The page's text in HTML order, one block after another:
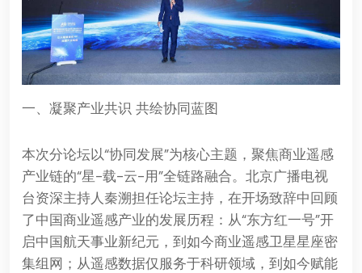
一、凝聚产业共识 共绘协同蓝图
本次分论坛以“协同发展”为核心主题，聚焦商业遥感
产业链的“星-载-云-用”全链路融合。北京广播电视
台资深主持人秦溯担任论坛主持，在开场致辞中回顾
了中国商业遥感产业的发展历程：从“东方红一号”开
启中国航天事业新纪元，到如今商业遥感卫星星座密
集组网；从遥感数据仅服务于科研领域，到如今赋能